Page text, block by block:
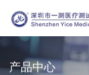
产品中心